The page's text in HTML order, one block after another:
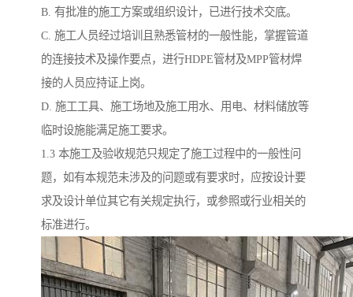
B. 有批准的施工方案或组织设计，已进行技术交底。
C. 施工人员经过培训且熟悉管材的一般性能，掌握管道
的连接技术及操作要点，进行HDPE管材及MPP管材焊
接的人员应持证上岗。
D. 施工工具、施工场地及施工用水、用电、材料储放等
临时设施能满足施工要求。
1.3 本施工及验收规范只规定了施工过程中的一般性问
题，如有本规范未涉及的问题或有要求时，应按设计要
求及设计单位其它有关规定执行，或参照或行业相关的
标准进行。